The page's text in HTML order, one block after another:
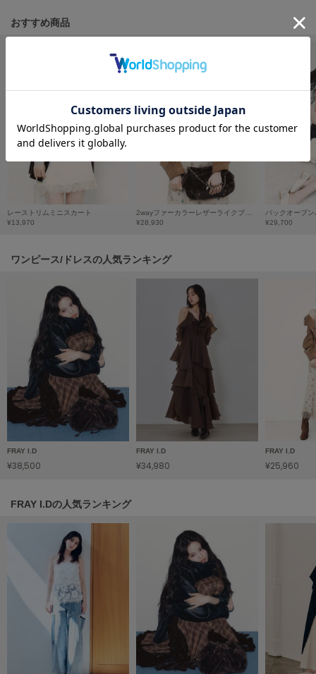
ジェラート ピケ
GELATO PIQUE CAT&DOG
ジェラート ピケ キャットアンドドッグ
gelato pique Sleep
GRAMICCI
グラミチ
HUNTER
ハンター
HOKA ONEONE
ホカ オネオネ
KEEN
ラート
le coq sportif
ルコックスポルティフ
LeSportsac
レスポートサック
LILY BROWN
リリーブラウン
おすすめ商品
レーストリムミニスカート
¥13,970
¥28,930
バックオープ
¥29,700
ワンピース/ドレスの人気ランキング
FRAY I.D
¥38,500
FRAY I.D
¥34,980
FRAY I.D
¥25,960
FRAY I.Dの人気ランキング